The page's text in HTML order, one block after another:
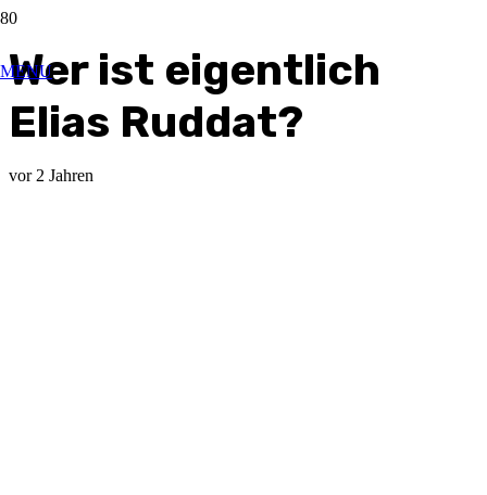
MENU
Wer ist eigentlich
Elias Ruddat?
vor 2 Jahren